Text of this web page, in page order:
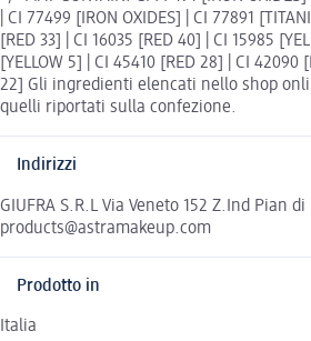
| CI 77499 [IRON OXIDES] | CI 77891
[RED 33] | CI 16035 [RED 40] | CI 15985
[YELLOW 5] | CI 45410 [RED 28] | CI 42090
22] Gli ingredienti elencati nello shop
quelli riportati sulla confezione.
Indirizzi
GIUFRA S.R.L Via Veneto 152 Z.Ind Pian
products@astramakeup.com
Prodotto in
Italia